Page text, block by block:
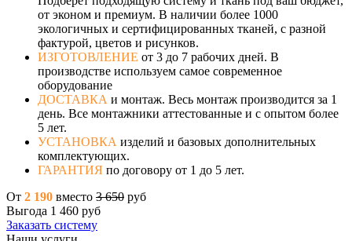
от эконом и премиум. В наличии более 1000
экологичных и сертифицированных тканей, с разной
фактурой, цветов и рисунков.
ИЗГОТОВЛЕНИЕ от 3 до 7 рабочих дней. В
производстве используем самое современное
оборудование
ДОСТАВКА и монтаж. Весь монтаж производится за 1
день. Все монтажники аттестованные и с опытом более
5 лет.
УСТАНОВКА изделий и базовых дополнительных
комплектующих.
ГАРАНТИЯ по договору от 1 до 5 лет.
От 2 190 вместо 3 650 руб
Выгода 1 460 руб
Заказать систему